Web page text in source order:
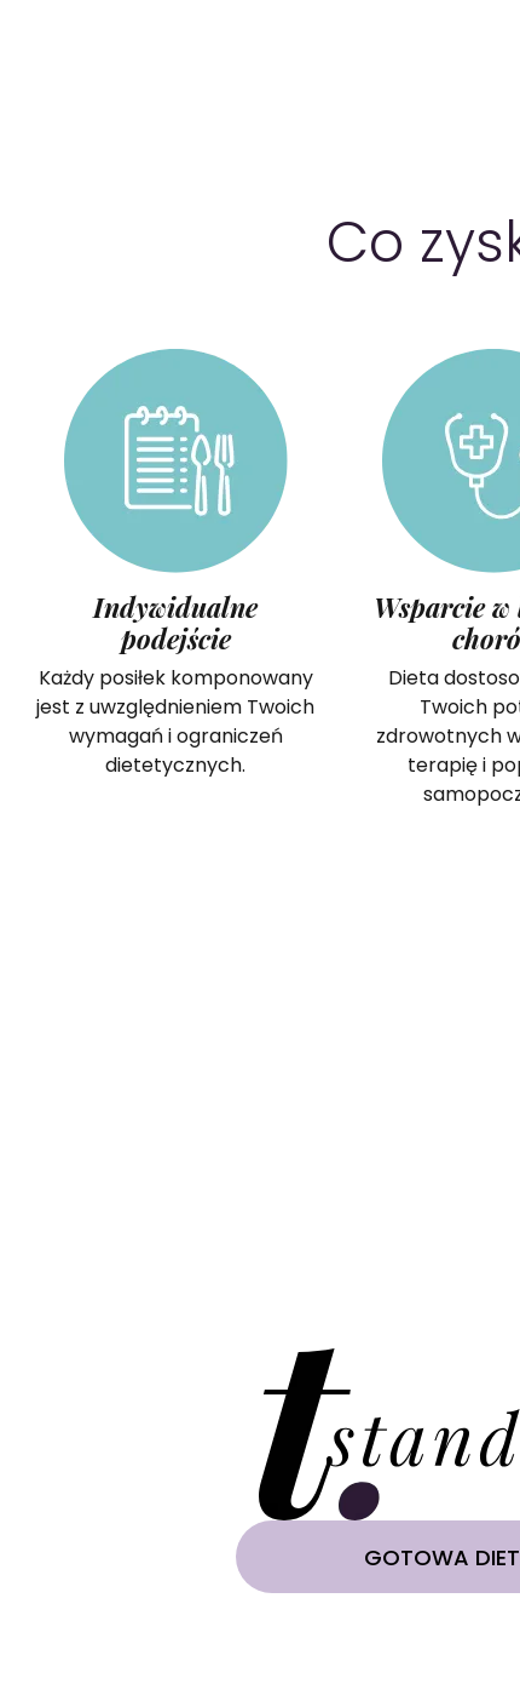
Co
Indywidualne
podejście
Każdy posiłek komponowany
jest z uwzględnieniem Twoich
wymagań i ograniczeń
dietetycznych.
Wsparcie w
Dieta
Twoich
zdrowotnych
terapię i
GOTOWA